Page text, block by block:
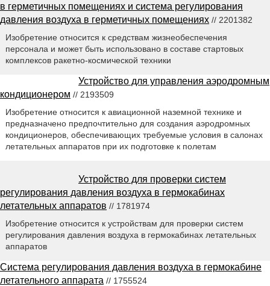
в герметичных помещениях и система регулирования
давления воздуха в герметичных помещениях // 2201382
Изобретение относится к средствам жизнеобеспечения
персонала и может быть использовано в составе стартовых
комплексов ракетно-космической техники
Устройство для управления аэродромным
кондиционером // 2193509
Изобретение относится к авиационной наземной технике и
предназначено предпочтительно для создания аэродромных
кондиционеров, обеспечивающих требуемые условия в салонах
летательных аппаратов при их подготовке к полетам
Устройство для проверки систем
регулирования давления воздуха в гермокабинах
летательных аппаратов // 1781974
Изобретение относится к устройствам для проверки систем
регулирования давления воздуха в гермокабинах летательных
аппаратов
Система регулирования давления воздуха в гермокабине
летательного аппарата // 1755524